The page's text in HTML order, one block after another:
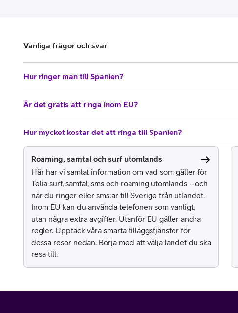
Vanliga frågor och svar
Hur ringer man till Spanien?
Är det gratis att ringa inom EU?
Hur mycket kostar det att ringa till Spanien?
Roaming, samtal och surf utomlands
Här har vi samlat information om vad som gäller för
Telia surf, samtal, sms och roaming utomlands – och
när du ringer eller sms:ar till Sverige från utlandet.
Inom EU kan du använda telefonen som vanligt,
utan några extra avgifter. Utanför EU gäller andra
regler. Upptäck våra smarta tilläggstjänster för
dessa resor nedan. Börja med att välja landet du ska
resa till.